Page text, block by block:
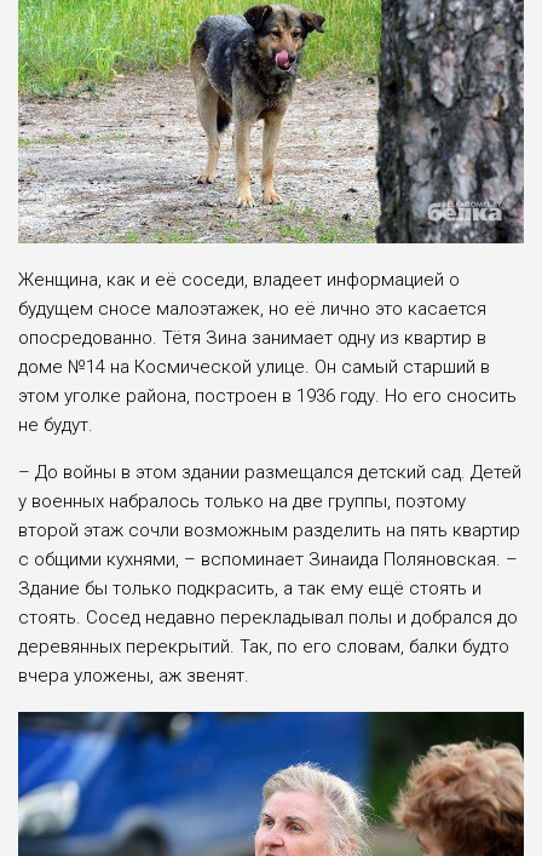
Женщина, как и её соседи, владеет информацией о
будущем сносе малоэтажек, но её лично это касается
опосредованно. Тётя Зина занимает одну из квартир в
доме №14 на Космической улице. Он самый старший в
этом уголке района, построен в 1936 году. Но его сносить
не будут.
– До войны в этом здании размещался детский сад. Детей
у военных набралось только на две группы, поэтому
второй этаж сочли возможным разделить на пять квартир
с общими кухнями, – вспоминает Зинаида Поляновская. –
Здание бы только подкрасить, а так ему ещё стоять и
стоять. Сосед недавно перекладывал полы и добрался до
деревянных перекрытий. Так, по его словам, балки будто
вчера уложены, аж звенят.